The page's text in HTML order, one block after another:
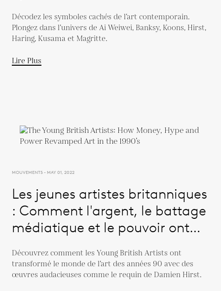
Décodez les symboles cachés de l’art contemporain.
Plongez dans l’univers de Ai Weiwei, Banksy, Koons, Hirst,
Haring, Kusama et Magritte.
Lire Plus
MOUVEMENTS - MAY 01, 2022
Les jeunes artistes britanniques
: Comment l'argent, le battage
médiatique et le pouvoir ont
1990
Découvrez comment les Young British Artists ont
transformé le monde de l’art des années 90 avec des
œuvres audacieuses comme le requin de Damien Hirst.